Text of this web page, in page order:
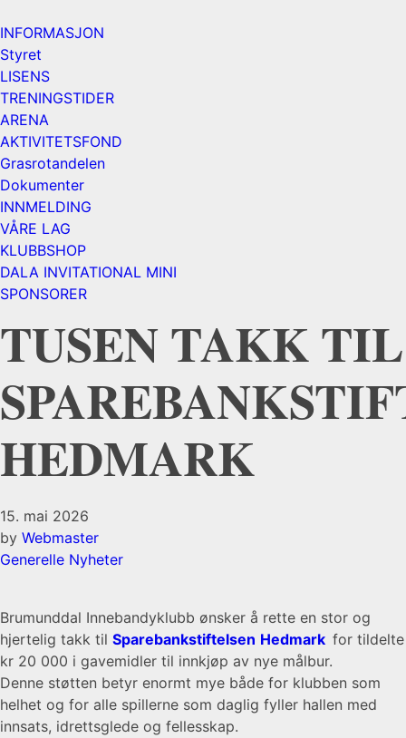
INFORMASJON
Styret
LISENS
TRENINGSTIDER
ARENA
AKTIVITETSFOND
Grasrotandelen
Dokumenter
INNMELDING
VÅRE LAG
KLUBBSHOP
DALA INVITATIONAL MINI
SPONSORER
TUSEN TAKK TIL
HEDMARK
15. mai 2026
by Webmaster
Generelle Nyheter
Brumunddal Innebandyklubb ønsker å rette en stor og
hjertelig takk til Sparebankstiftelsen Hedmark for tildelte
kr 20 000 i gavemidler til innkjøp av nye målbur.
Denne støtten betyr enormt mye både for klubben som
helhet og for alle spillerne som daglig fyller hallen med
innsats, idrettsglede og fellesskap.